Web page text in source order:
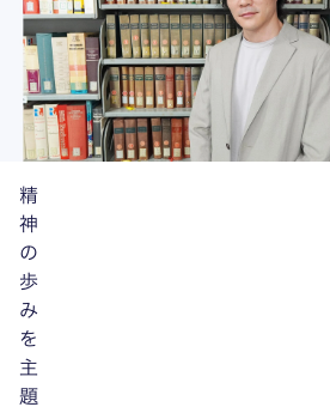
精
神
の
歩
み
を
主
題